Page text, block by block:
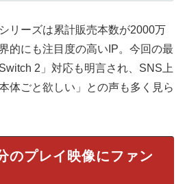
リーズは累計販売本数が2000万
的にも注目度の高いIP。今回の最
2」対応も明言され、SNS上
体ごと欲しい」との声も多く見ら
のプレイ映像にファン